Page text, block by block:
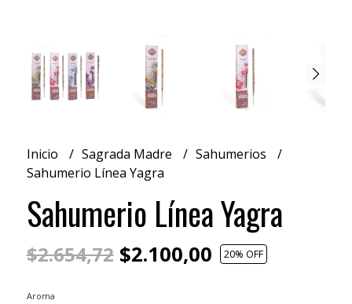
Inicio Sagrada Madre
Sahumerios
Sahumerio Línea Yagra
Sahumerio Línea Yagra
$2.654,72$2.100,00 20% OFF
Aroma